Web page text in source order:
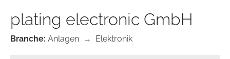
plating electronic GmbH
Branche: Anlagen → Elektronik